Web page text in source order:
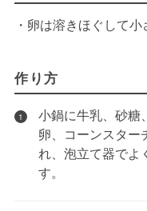
・卵は溶きほぐして
作り方
1
小鍋に牛乳、砂糖
卵、コーンスター
れ、泡立て器でよ
す。